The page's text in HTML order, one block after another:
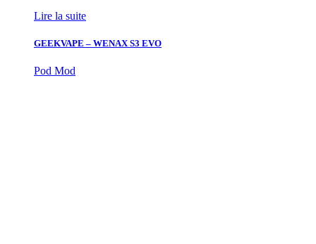
Lire la suite
GEEKVAPE – WENAX S3 EVO
Pod Mod